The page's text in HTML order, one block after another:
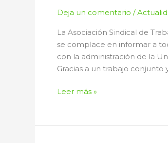
Deja un comentario /
La Asociación Sindical de
se complace en informar a
con la administración de la
Gracias a un trabajo
Leer más »